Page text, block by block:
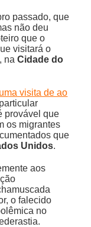
passado, que
não deu
que o
visitará o
, naCidade do
visita de ao
provável que
os migrantes
que
Unidos.
aos
o falecido
no